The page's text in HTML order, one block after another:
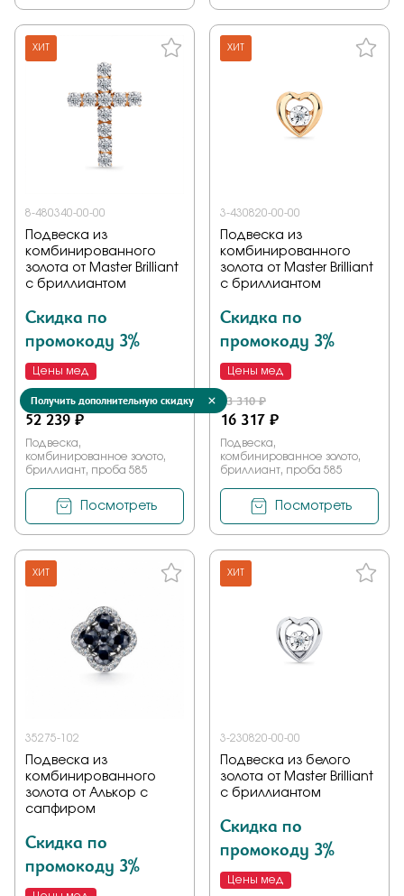
ХИТ
8-480340-00-00
Подвеска из
комбинированного
золота от Master Brilliant
с бриллиантом
Скидка по
промокоду 3%
Цены мед
74 628 ₽
52 239 ₽
Подвеска,
комбинированное золото,
бриллиант, проба 585
Посмотреть
ХИТ
3-430820-00-00
Подвеска из
комбинированного
золота от Master Brilliant
с бриллиантом
Скидка по
промокоду 3%
Цены мед
23 310 ₽
16 317 ₽
Подвеска,
комбинированное золото,
бриллиант, проба 585
Посмотреть
ХИТ
35275-102
Подвеска из
комбинированного
золота от Алькор с
сапфиром
Скидка по
промокоду 3%
ХИТ
3-230820-00-00
Подвеска из белого
золота от Master Brilliant
с бриллиантом
Скидка по
промокоду 3%
Цены мед
Получить дополнительную скидку